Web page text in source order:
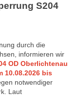
S204
durch die
informieren wir
OD Oberlichtenau
10.08.2026 bis
notwendiger
Laut